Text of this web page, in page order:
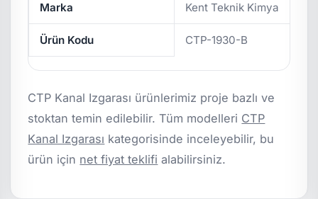
Marka Kent Teknik Kimya
Ürün Kodu CTP-1930-B
CTP Kanal Izgarası ürünlerimiz proje bazlı ve
stoktan temin edilebilir. Tüm modelleri CTP
Kanal Izgarası kategorisinde inceleyebilir, bu
ürün için net fiyat teklifi alabilirsiniz.